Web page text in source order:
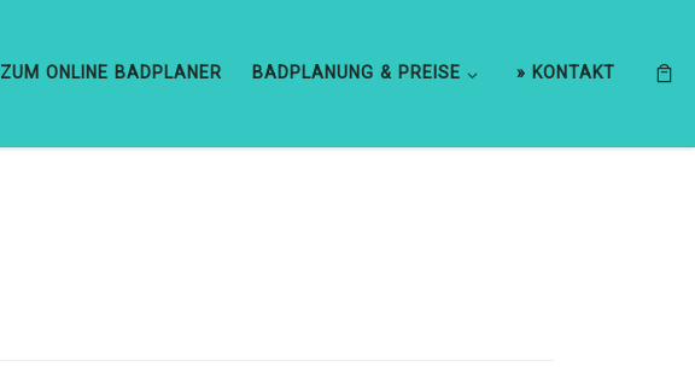
ZUM ONLINE BADPLANER BADPLANUNG & PREISE » KONTAKT